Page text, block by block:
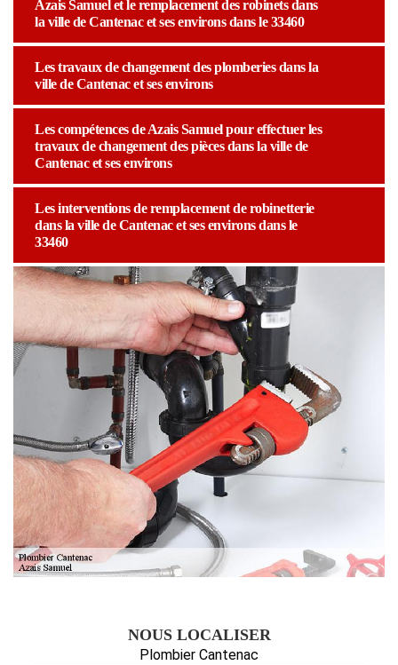
Azais Samuel et le remplacement des robinets dans
la ville de Cantenac et ses environs dans le 33460
Les travaux de changement des plomberies dans la
ville de Cantenac et ses environs
Les compétences de Azais Samuel pour effectuer les
travaux de changement des pièces dans la ville de
Cantenac et ses environs
Les interventions de remplacement de robinetterie
dans la ville de Cantenac et ses environs dans le
33460
NOUS LOCALISER
Plombier Cantenac